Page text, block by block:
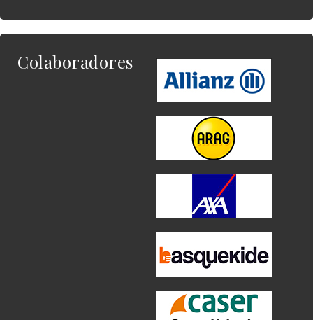
Colaboradores